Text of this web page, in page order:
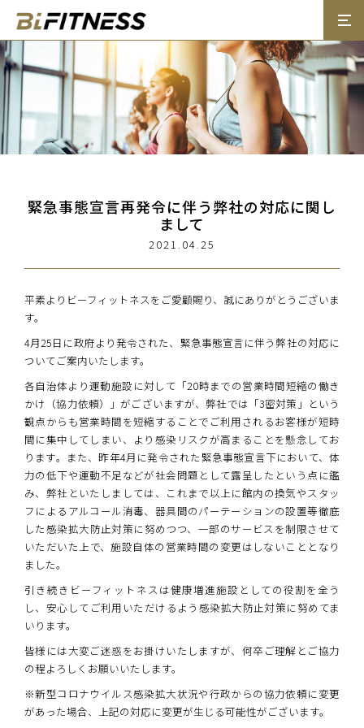
緊急事態宣言再発令に伴う弊社の対応に関し
まして
2021.04.25
平素よりビーフィットネスをご愛顧賜り、誠にありがとうございま
す。
4月25日に政府より発令された、緊急事態宣言に伴う弊社の対応に
ついてご案内いたします。
各自治体より運動施設に対して「20時までの営業時間短縮の働き
かけ（協力依頼）」がございますが、弊社では「3密対策」という
観点からも営業時間を短縮することでご利用されるお客様が短時
間に集中してしまい、より感染リスクが高まることを懸念してお
ります。また、昨年4月に発令された緊急事態宣言下において、体
力の低下や運動不足などが社会問題として露呈したという点に鑑
み、弊社といたしましては、これまで以上に館内の換気やスタッ
フによるアルコール消毒、器具間のパーテーションの設置等徹底
した感染拡大防止対策に努めつつ、一部のサービスを制限させて
いただいた上で、施設自体の営業時間の変更はしないこととなり
ました。
引き続きビーフィットネスは健康増進施設としての役割を全う
し、安心してご利用いただけるよう感染拡大防止対策に努めてま
いります。
皆様には大変ご迷惑をお掛けいたしますが、何卒ご理解とご協力
の程よろしくお願いいたします。
※新型コロナウイルス感染拡大状況や行政からの協力依頼に変更
があった場合、上記の対応に変更が生じる可能性がございます。